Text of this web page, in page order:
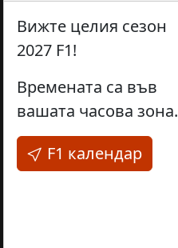
Вижте целия сезон
2027 F1!
Времената са във
вашата часова зона.
F1 календар